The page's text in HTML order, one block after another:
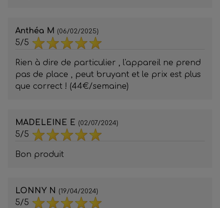
Anthéa M (06/02/2025)
5/5
Rien à dire de particulier , l'appareil ne prend
pas de place , peut bruyant et le prix est plus
que correct ! (44€/semaine)
MADELEINE E (02/07/2024)
5/5
Bon produit
LONNY N (19/04/2024)
5/5